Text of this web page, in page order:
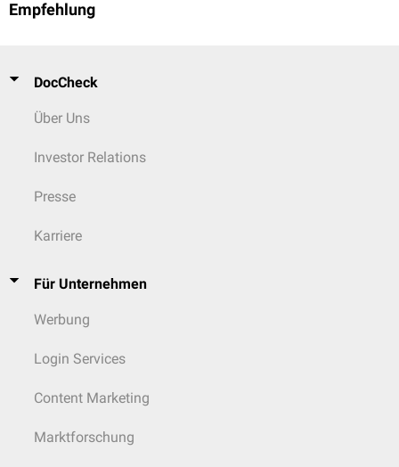
Empfehlung
DocCheck
Über Uns
Investor Relations
Presse
Karriere
Für Unternehmen
Werbung
Login Services
Content Marketing
Marktforschung